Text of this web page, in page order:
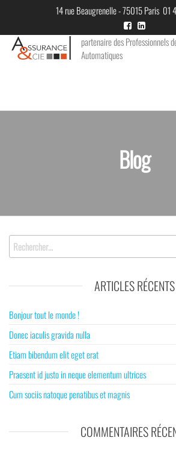
the
content
14 rue Beaugrenelle - 75015 Paris
partenaire des Professionnels
Automatiques
Blog
Rechercher :
ARTICLES RÉCENTS
Bonjour tout le monde !
Donec iaculis gravida nulla
Etiam bibendum elit eget erat
Praesent id justo in neque elementum ultrices
Cum sociis natoque penatibus et magnis
COMMENTAIRES